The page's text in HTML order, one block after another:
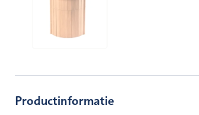
Productinformatie